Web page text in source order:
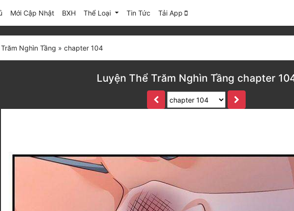
Mới Cập Nhật(current)
BXH Thể Loại Tin Tức Tải App
Nghìn Tầng » chapter 104
Luyện Thể Trăm Nghìn Tầng chapter